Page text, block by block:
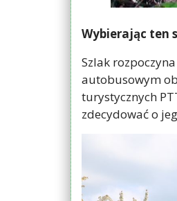
Wybierając ten
Szlak
autobusowym
turystycznych
zdecydować o